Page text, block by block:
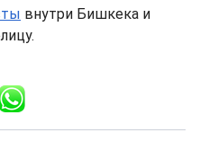
внутри Бишкека и